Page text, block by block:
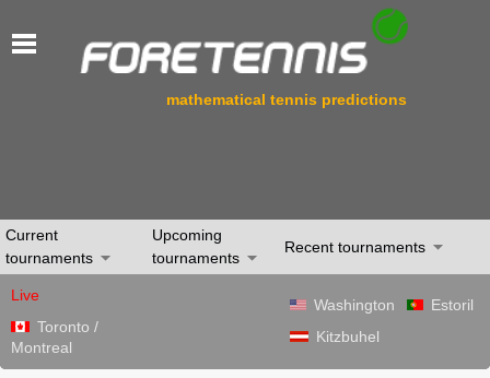
mathematical tennis predictions
Current
tournaments
Upcoming
tournaments
Recent tournaments
Live
Toronto /
Montreal
Washington
Estoril
Kitzbuhel